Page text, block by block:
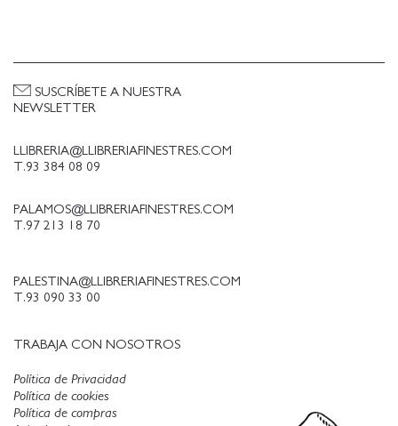
LLIBRERIA@LLIBRERIAFINESTRES.COM
T.93 384 08 09
PALAMOS@LLIBRERIAFINESTRES.COM
T.97 213 18 70
PALESTINA@LLIBRERIAFINESTRES.COM
T.93 090 33 00
TRABAJA CON NOSOTROS
SUSCRÍBETE A NUESTRA
NEWSLETTER
Política de Privacidad
Política de cookies
Política de compras